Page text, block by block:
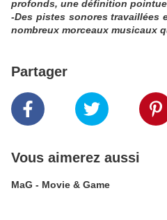
profonds, une définition
-Des pistes sonores travaillées
nombreux morceaux musicaux
Partager
Vous aimerez aussi
MaG - Movie & Game